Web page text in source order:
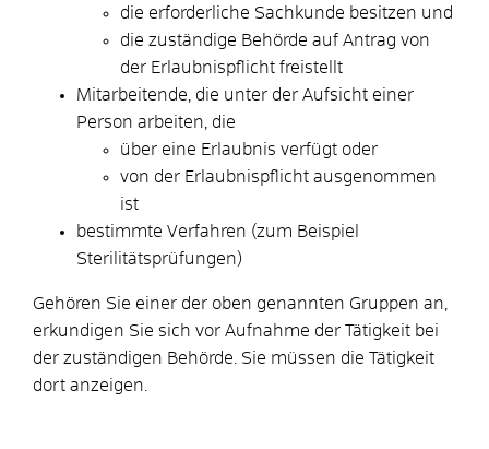
die erforderliche Sachkunde besitzen und
die zuständige Behörde auf Antrag von
der Erlaubnispflicht freistellt
Mitarbeitende, die unter der Aufsicht einer
Person arbeiten, die
über eine Erlaubnis verfügt oder
von der Erlaubnispflicht ausgenommen
ist
bestimmte Verfahren (zum Beispiel
Sterilitätsprüfungen)
Gehören Sie einer der oben genannten Gruppen an,
erkundigen Sie sich vor Aufnahme der Tätigkeit bei
der zuständigen Behörde. Sie müssen die Tätigkeit
dort anzeigen.